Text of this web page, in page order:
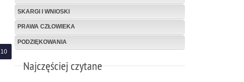
SKARGI I WNIOSKI
PRAWA CZŁOWIEKA
PODZIĘKOWANIA
Najczęściej czytane